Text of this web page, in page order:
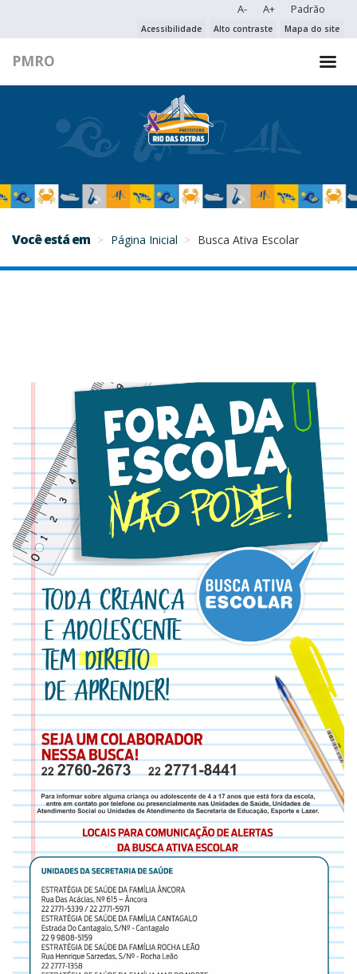
A- A+ Padrão
Acessibilidade Alto contraste Mapa do site
PMRO
PESQUISAR NO PORTAL
PESQUISAR
Você está em Página Inicial Busca Ativa Escolar